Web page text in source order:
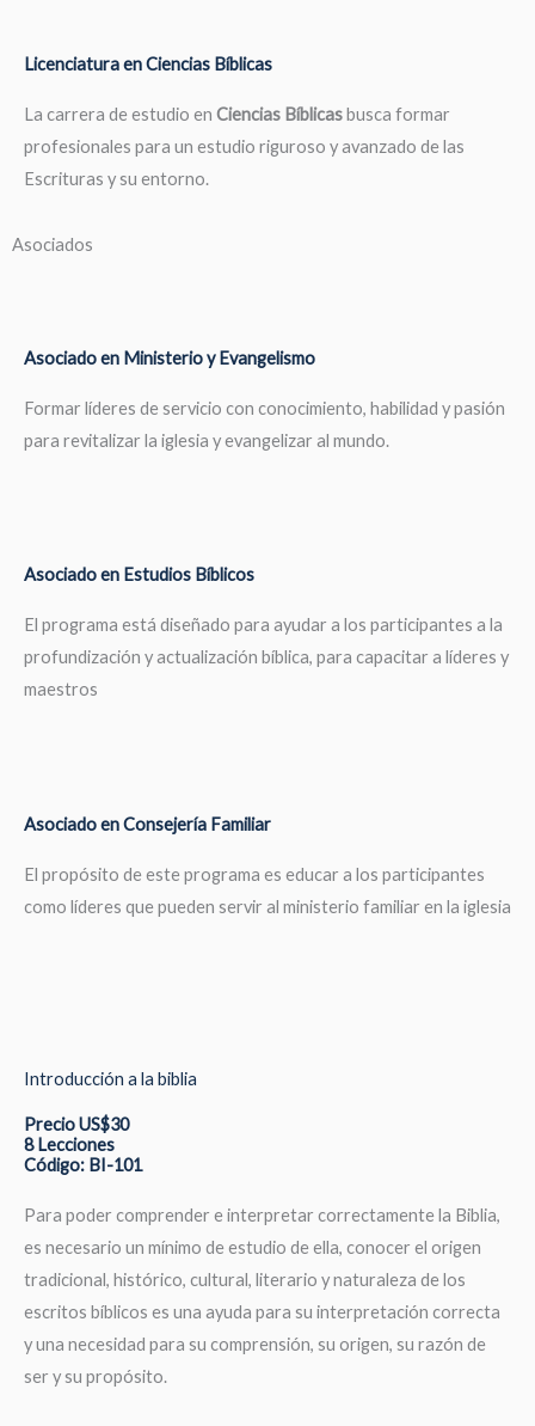
Licenciatura en Ciencias Bíblicas
La carrera de estudio en Ciencias Bíblicasbusca formar
profesionales para un estudio riguroso y avanzado de las
Escrituras y su entorno.
Asociados
Asociado en Ministerio y Evangelismo
Formar líderes de servicio con conocimiento, habilidad y pasión
para revitalizar la iglesia y evangelizar al mundo.
Asociado en Estudios Bíblicos
El programa está diseñado para ayudar a los participantes a la
profundización y actualización bíblica, para capacitar a líderes y
maestros
Asociado en Consejería Familiar
El propósito de este programa es educar a los participantes
como líderes que pueden servir al ministerio familiar en la iglesia
Introducción a la biblia
Precio US$30
8 Lecciones
Código: BI-101
Para poder comprender e interpretar correctamente la Biblia,
es necesario un mínimo de estudio de ella, conocer el origen
tradicional, histórico, cultural, literario y naturaleza de los
escritos bíblicos es una ayuda para su interpretación correcta
y una necesidad para su comprensión, su origen, su razón de
ser y su propósito.